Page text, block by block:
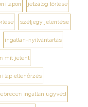
lapon jelzálog törlése
széljegy jelentése
ingatlan-nyilvántartás
mit jelent
lap ellenőrzés
ingatlan ügyvéd